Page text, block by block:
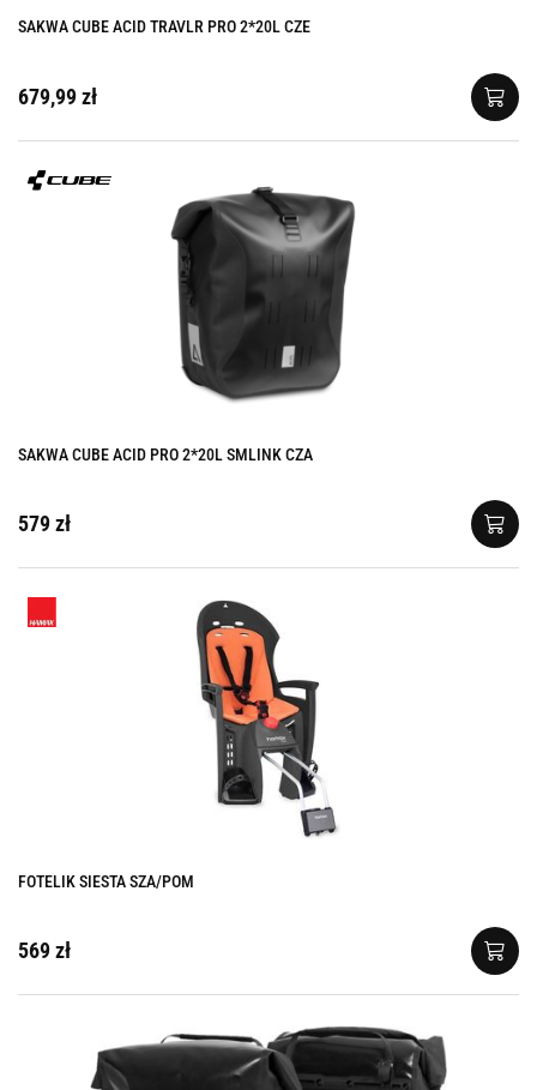
SAKWA CUBE ACID TRAVLR PRO 2*20L CZE
679,99 zł
SAKWA CUBE ACID PRO 2*20L SMLINK CZA
579 zł
FOTELIK SIESTA SZA/POM
569 zł